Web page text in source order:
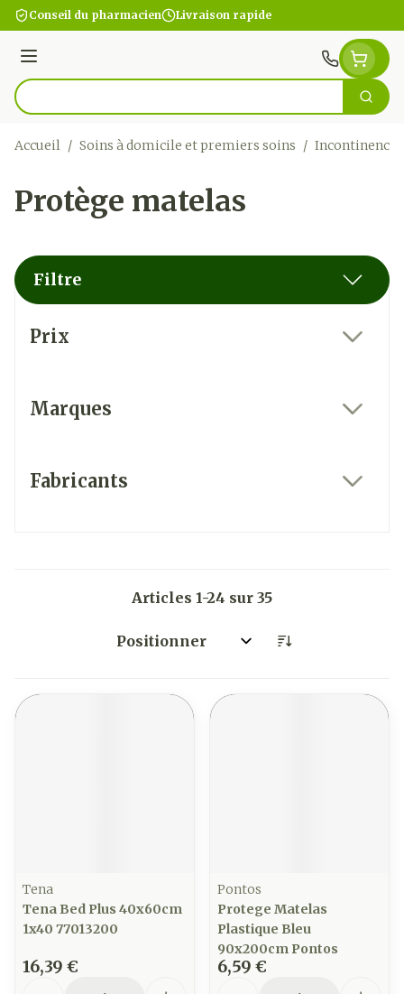
Aller au contenu
Conseil du pharmacien Livraison rapide
Menu
Rechercher
Accueil / Soins à domicile et premiers soins / Incontinence
Protège matelas
Filtre
Prix
Marques
Fabricants
Articles 1-24 sur 35
Trier par:
Tena
Tena Bed Plus 40x60cm
1x40 77013200
16,39 €
Pontos
Protege Matelas
Plastique Bleu
90x200cm Pontos
6,59 €